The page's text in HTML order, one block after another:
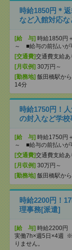
時給1850円＊
など入館対応
[給 与] 時給1850円
～ ■給与の前払いが
[交通費]交通費支給あ
[月収例] 30万円～
[勤務地] 飯田橋駅か
14分
時給1750円！
の封入など学
[給 与] 時給1750円
～ ■給与の前払いが
[交通費]交通費支給あ
[月収例] 30万円～
[勤務地] 飯田橋駅か
時給2200円！
理事務[派遣]
[給 与] 時給2200円
実働7h×週5日×4週 ※
りません。